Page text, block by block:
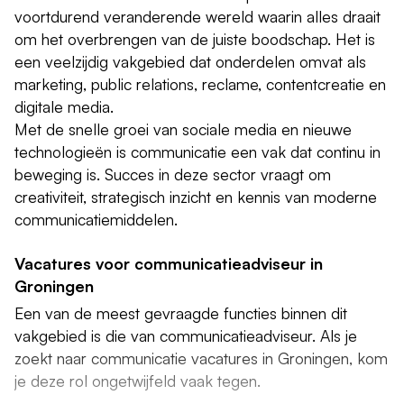
voortdurend veranderende wereld waarin alles draait
om het overbrengen van de juiste boodschap. Het is
een veelzijdig vakgebied dat onderdelen omvat als
marketing, public relations, reclame, contentcreatie en
digitale media.
Met de snelle groei van sociale media en nieuwe
technologieën is communicatie een vak dat continu in
beweging is. Succes in deze sector vraagt om
creativiteit, strategisch inzicht en kennis van moderne
communicatiemiddelen.
Vacatures voor communicatieadviseur in
Groningen
Een van de meest gevraagde functies binnen dit
vakgebied is die van communicatieadviseur. Als je
zoekt naar communicatie vacatures in Groningen, kom
je deze rol ongetwijfeld vaak tegen.